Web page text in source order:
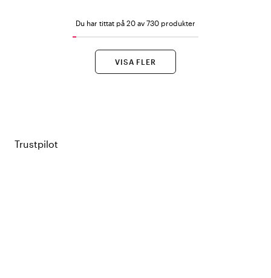
Du har tittat på 20 av 730 produkter
VISA FLER
Trustpilot